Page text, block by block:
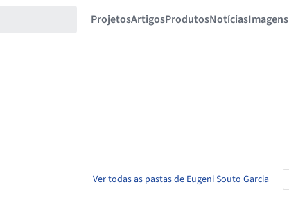
ProjetosArtigosProdutosNotíciasImagens
Ver todas as pastas de Eugeni Souto Garcia